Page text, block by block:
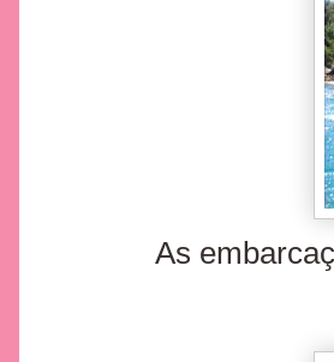
As